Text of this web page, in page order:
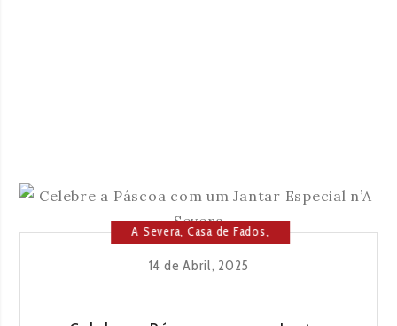
A Severa,Casa de Fados,
14 de Abril, 2025